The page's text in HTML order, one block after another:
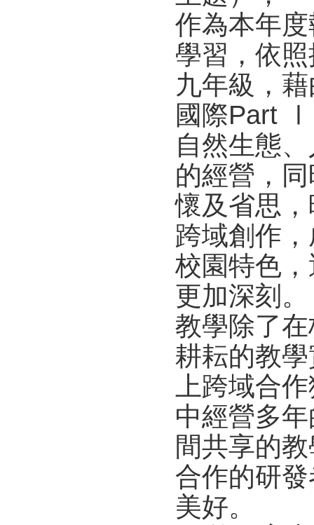
作為本年
學習，依
九年級，
國際Part Ⅰ
自然生態
的經營，
懷及省思
跨域創作
校園特色
更加深刻。
教學除了
耕耘的教
上跨域合
中經營多
間共享的
合作的研
美好。